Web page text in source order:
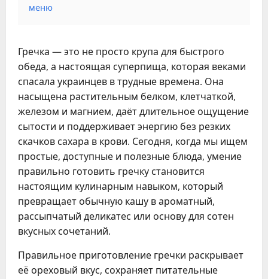
меню
Гречка — это не просто крупа для быстрого
обеда, а настоящая суперпища, которая веками
спасала украинцев в трудные времена. Она
насыщена растительным белком, клетчаткой,
железом и магнием, даёт длительное ощущение
сытости и поддерживает энергию без резких
скачков сахара в крови. Сегодня, когда мы ищем
простые, доступные и полезные блюда, умение
правильно готовить гречку становится
настоящим кулинарным навыком, который
превращает обычную кашу в ароматный,
рассыпчатый деликатес или основу для сотен
вкусных сочетаний.
Правильное приготовление гречки раскрывает
её ореховый вкус, сохраняет питательные